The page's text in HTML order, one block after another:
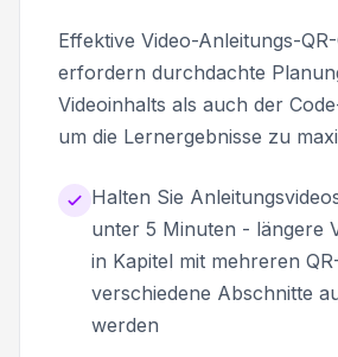
Effektive Video-Anleitungs-
erfordern durchdachte
Videoinhalts als auch der
um die Lernergebnisse zu
Halten Sie
unter 5 Minuten - längere
in Kapitel mit mehreren
verschiedene Abschnitte
werden